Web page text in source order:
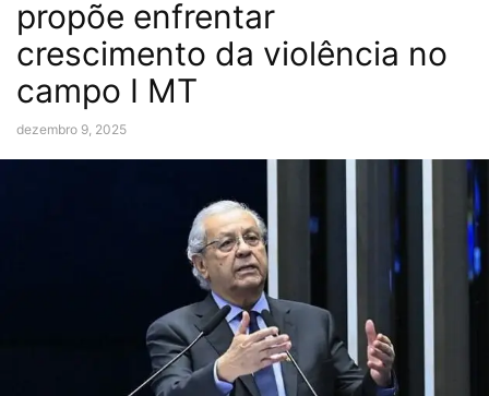
propõe enfrentar
crescimento da violência no
campo I MT
dezembro 9, 2025